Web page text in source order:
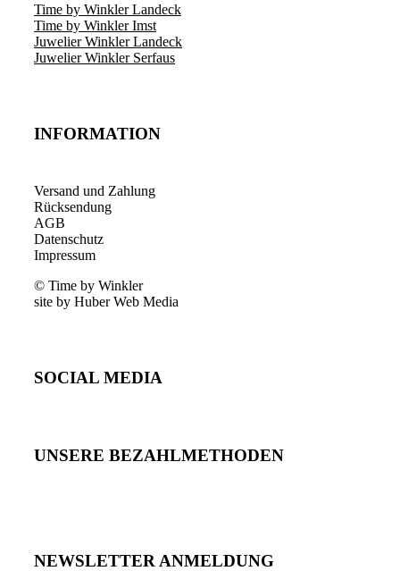
Time by Winkler Landeck
Time by Winkler Imst
Juwelier Winkler Landeck
Juwelier Winkler Serfaus
INFORMATION
Versand und Zahlung
Rücksendung
AGB
Datenschutz
Impressum
© Time by Winkler
site by Huber Web Media
SOCIAL MEDIA
UNSERE BEZAHLMETHODEN
NEWSLETTER ANMELDUNG